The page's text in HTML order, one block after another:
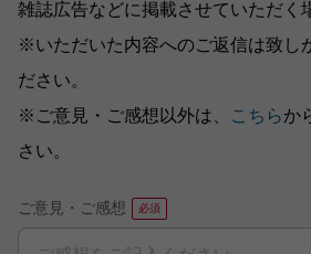
雑誌広告などに掲載させていただく
※いただいた内容へのご返信は致し
ださい。
※ご意見・ご感想以外は、
こちらか
さい。
ご意見・ご感想